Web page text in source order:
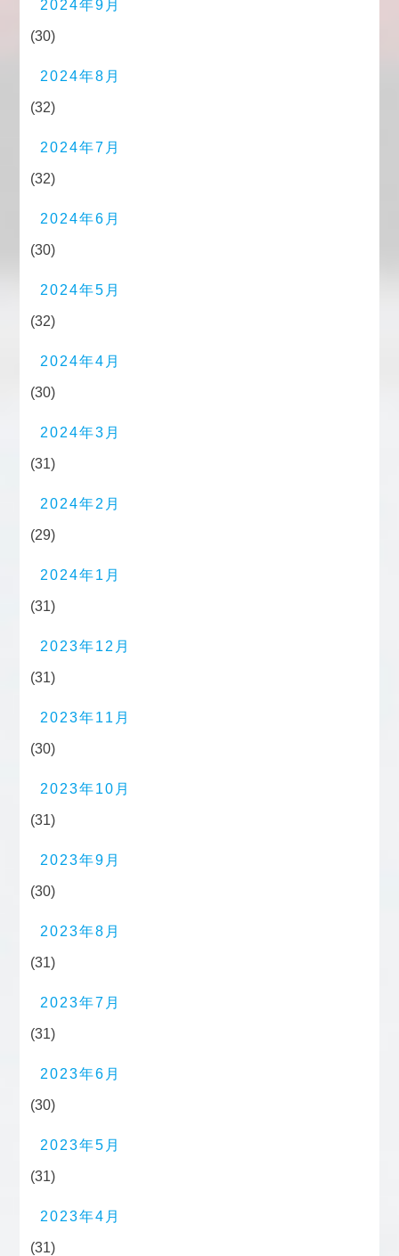
2024年9月
(30)
2024年8月
(32)
2024年7月
(32)
2024年6月
(30)
2024年5月
(32)
2024年4月
(30)
2024年3月
(31)
2024年2月
(29)
2024年1月
(31)
2023年12月
(31)
2023年11月
(30)
2023年10月
(31)
2023年9月
(30)
2023年8月
(31)
2023年7月
(31)
2023年6月
(30)
2023年5月
(31)
2023年4月
(31)